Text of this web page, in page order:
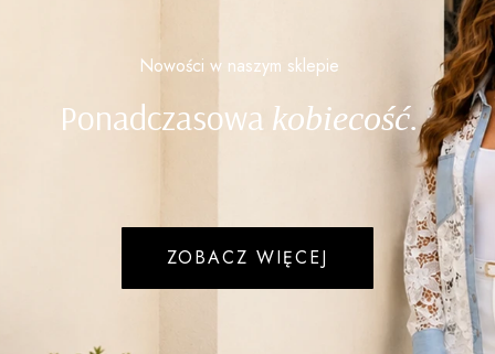
Nowości w naszym sklepie
Ponadczasowa kobiecość.
ZOBACZ WIĘCEJ